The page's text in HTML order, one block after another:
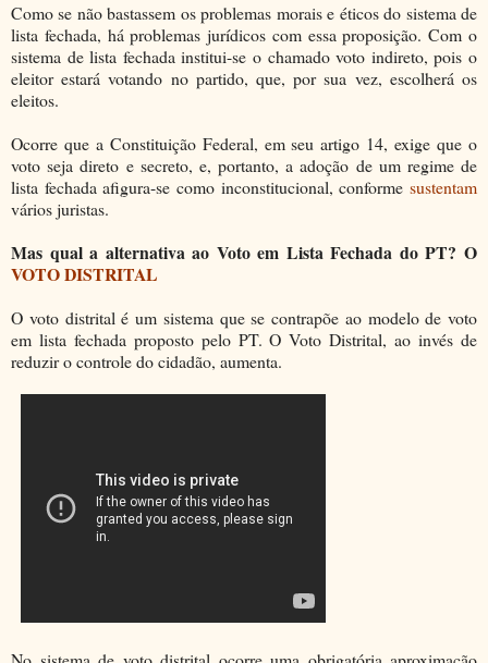
Como se não bastassem os problemas morais e éticos do sistema de
lista fechada, há problemas jurídicos com essa proposição. Com o
sistema de lista fechada institui-se o chamado voto indireto, pois o
eleitor estará votando no partido, que, por sua vez, escolherá os
eleitos.
Ocorre que a Constituição Federal, em seu artigo 14, exige que o
voto seja direto e secreto, e, portanto, a adoção de um regime de
lista fechada afigura-se como inconstitucional, conforme sustentam
vários juristas.
Mas qual a alternativa ao Voto em Lista Fechada do PT? O
VOTO DISTRITAL
O voto distrital é um sistema que se contrapõe ao modelo de voto
em lista fechada proposto pelo PT. O Voto Distrital, ao invés de
reduzir o controle do cidadão, aumenta.